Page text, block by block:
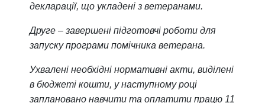
декларації, що укладені з ветеранами.
Друге – завершені підготовчі роботи для
запуску програми помічника ветерана.
Ухвалені необхідні нормативні акти, виділені
в бюджеті кошти, у наступному році
заплановано навчити та оплатити працю 11